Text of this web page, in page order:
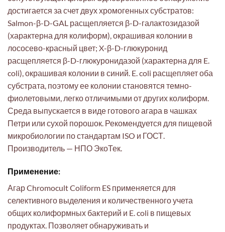
достигается за счет двух хромогенных субстратов:
Salmon-β-D-GAL расщепляется β-D-галактозидазой
(характерна для колиформ), окрашивая колонии в
лососево-красный цвет; X-β-D-глюкуронид
расщепляется β-D-глюкуронидазой (характерна для E.
coli), окрашивая колонии в синий. E. coli расщепляет оба
субстрата, поэтому ее колонии становятся темно-
фиолетовыми, легко отличимыми от других колиформ.
Среда выпускается в виде готового агара в чашках
Петри или сухой порошок. Рекомендуется для пищевой
микробиологии по стандартам ISO и ГОСТ.
Производитель — НПО ЭкоТек.
Применение:
Агар Chromocult Coliform ES применяется для
селективного выделения и количественного учета
общих колиформных бактерий и E. coli в пищевых
продуктах. Позволяет обнаруживать и